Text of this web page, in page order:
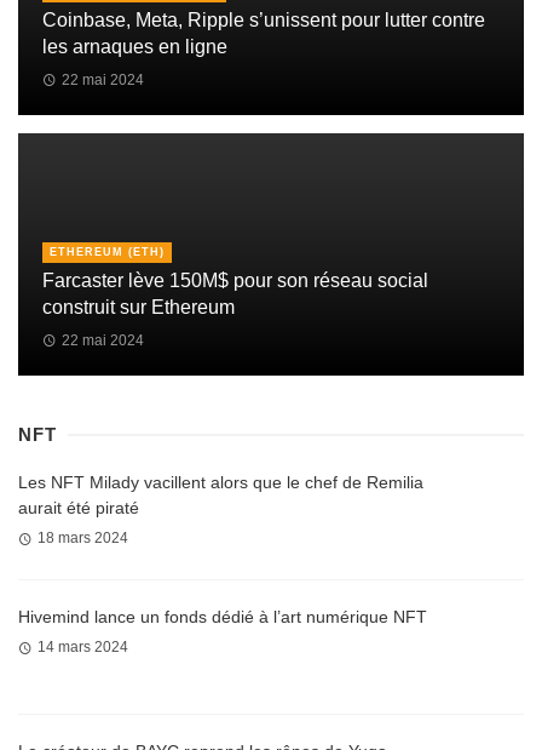
Coinbase, Meta, Ripple s’unissent pour lutter contre
les arnaques en ligne
22 mai 2024
ETHEREUM (ETH)
Farcaster lève 150M$ pour son réseau social
construit sur Ethereum
22 mai 2024
NFT
Les NFT Milady vacillent alors que le chef de Remilia
aurait été piraté
18 mars 2024
Hivemind lance un fonds dédié à l’art numérique NFT
14 mars 2024